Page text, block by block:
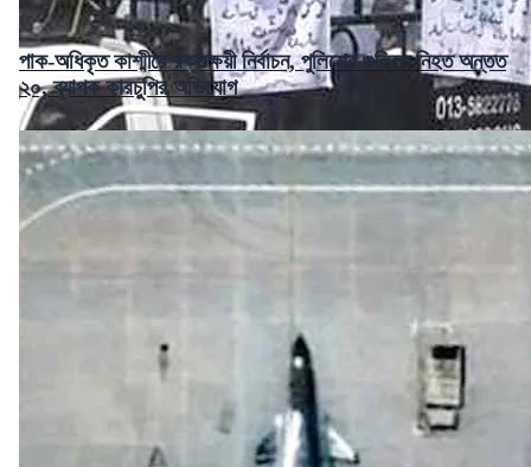
পাক-অধিকৃত কাশ্মীরে রক্তক্ষয়ী নির্বাচন, পুলিশের গুলিতে নিহত অন্তত
২০, ব্যাপক কারচুপির অভিযোগ